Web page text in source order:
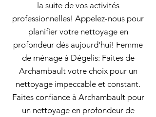
la suite de vos activités
professionnelles! Appelez-nous pour
planifier votre nettoyage en
profondeur dès aujourd'hui! Femme
de ménage à Dégelis: Faites de
Archambault votre choix pour un
nettoyage impeccable et constant.
Faites confiance à Archambault pour
un nettoyage en profondeur de